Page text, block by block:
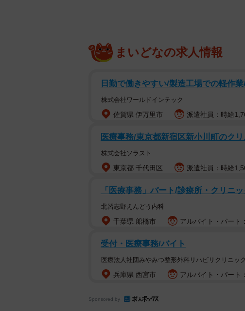
分に言い聞かせてトイレに向かったところで
ました。お医者さんからは「少なくとも1
も介護の"ハンドル"を握っていた人が突然
態になってしまったわけです。
妹さんは幼い子どもを抱えており、週末だ
ものの、すぐに自宅に戻らざるを得ない状
わけにはいかない...でも私も家族がいる」
介護者の緊急事態に備える72時間
ここからの72時間は、在宅介護ではよく“勝
壁」と同じように、人間が水なしで生存で
知られています。
真紀さんの家族が体験した、まさにその72
まいどなの求人情報
日勤で働きやすい/製造工場での軽作
株式会社ワールドインテック
佐賀県 伊万里市 派遣社員：時給
医療事務/東京都新宿区新小川町のク
株式会社ソラスト
東京都 千代田区 派遣社員：時給
「医療事務」パート/診療所・クリニッ
北習志野えんどう内科
千葉県 船橋市 アルバイト・パート
受付・医療事務/バイト
医療法人社団みやみつ整形外科リハビリクリニック
兵庫県 西宮市 アルバイト・パート
Sponsored by